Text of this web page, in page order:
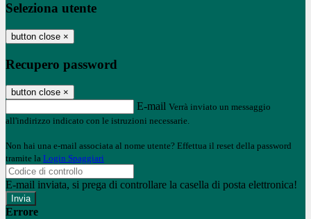
Seleziona utente
button close ×
Recupero password
button close ×
E-mail Verrà inviato un messaggio
all'indirizzo indicato con le istruzioni necessarie.
Non hai una e-mail associata al nome utente? Effettua il reset della password
tramite la Login Spaggiari
E-mail inviata, si prega di controllare la casella di posta elettronica!
Errore